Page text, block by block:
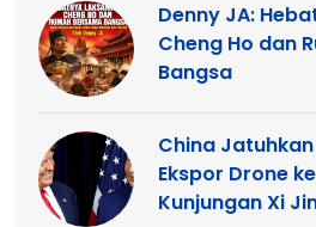
Denny JA:
Cheng Ho dan
Bangsa
China
Ekspor Drone
Kunjungan Xi